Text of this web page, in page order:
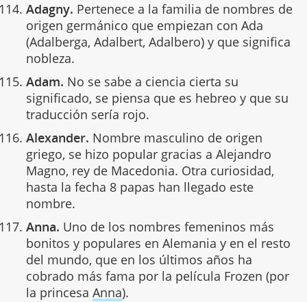
Adagny. Pertenece a la familia de nombres de
origen germánico que empiezan con Ada
(Adalberga, Adalbert, Adalbero) y que significa
nobleza.
Adam. No se sabe a ciencia cierta su
significado, se piensa que es hebreo y que su
traducción sería rojo.
Alexander. Nombre masculino de origen
griego, se hizo popular gracias a Alejandro
Magno, rey de Macedonia. Otra curiosidad,
hasta la fecha 8 papas han llegado este
nombre.
Anna. Uno de los nombres femeninos más
bonitos y populares en Alemania y en el resto
del mundo, que en los últimos años ha
cobrado más fama por la película Frozen (por
la princesa Anna).